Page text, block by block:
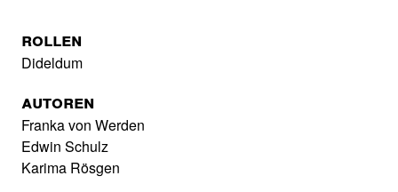
Rollen
Dideldum
Autoren
Franka von Werden
Edwin Schulz
Karima Rösgen